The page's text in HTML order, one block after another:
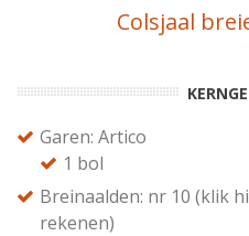
Colsjaal
Garen: Artico
1 bol
Breinaalden: nr 10 (klik
rekenen)